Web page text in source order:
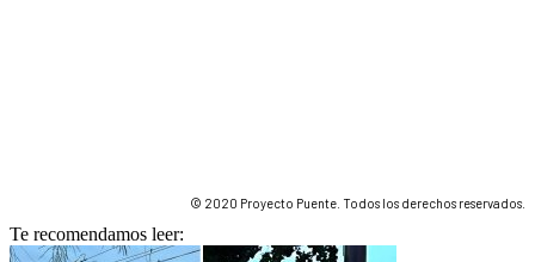
© 2020 Proyecto Puente. Todos los derechos reservados.
Te recomendamos leer: